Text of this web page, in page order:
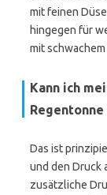
mit feinen
hingegen für
mit
Kann ich
Regentonne
Das ist
und den Druck
zusätzliche